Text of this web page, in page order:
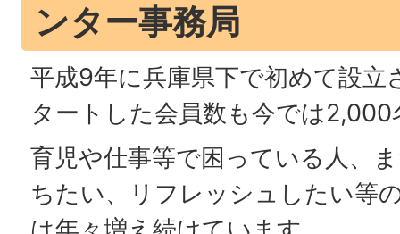
ンター事務局
平成9年に兵庫県下で初めて設立
タートした会員数も今では
育児や仕事等で困っている人、
ちたい、リフレッシュしたい等